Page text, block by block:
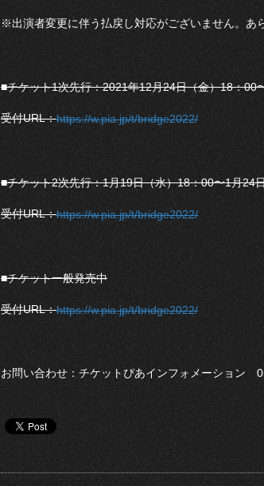
※出演者変更に伴う払戻し対応がございません。あ
■チケット1次先行：2021年12月24日（金）18：00
受付URL：https://w.pia.jp/t/bridge2022/
■チケット2次先行：1月19日（水）18：00〜1月24
受付URL：https://w.pia.jp/t/bridge2022/
■チケット一般発売中
受付URL：https://w.pia.jp/t/bridge2022/
お問い合わせ：チケットぴあインフォメーション